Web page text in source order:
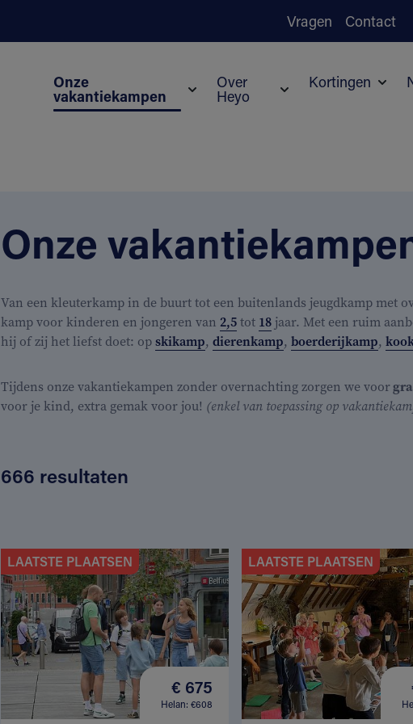
Vragen Contact
Onze
vakantiekampen
Submenu voor Onze vakantiekampen
Over
Heyo
Kortingen
Onze
Van een kleuterkamp in de buurt tot een buitenlands jeugdkamp met
kamp voor kinderen en jongeren van 2,5tot 18 jaar. Met een ruim
hij of zij het liefst doet: opskikamp, dierenkamp, boerderijkamp,
Tijdens onze vakantiekampen zonder overnachting zorgen we voor
voor je kind, extra gemak voor jou! (enkel van toepassing op
666 resultaten
LAATSTE PLAATSEN
€ 675
Helan: €608
LAATSTE PLAATSEN